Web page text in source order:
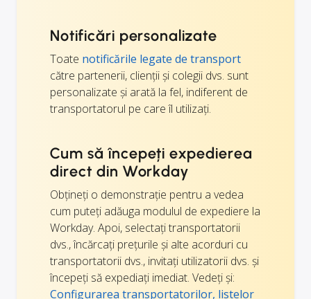
Notificări personalizate
Toate notificările legate de transport
către partenerii, clienții și colegii dvs. sunt
personalizate și arată la fel, indiferent de
transportatorul pe care îl utilizați.
Cum să începeți expedierea
direct din Workday
Obțineți o demonstrație pentru a vedea
cum puteți adăuga modulul de expediere la
Workday. Apoi, selectați transportatorii
dvs., încărcați prețurile și alte acorduri cu
transportatorii dvs., invitați utilizatorii dvs. și
începeți să expediați imediat. Vedeți și:
Configurarea transportatorilor, listelor